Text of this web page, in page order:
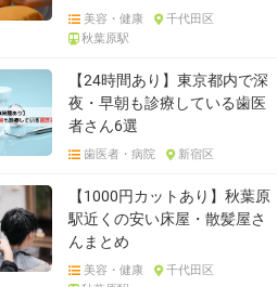
美容・健康
千代田区
秋葉原駅
【24時間あり】東京都内で深
夜・早朝も診療している歯医
者さん6選
歯医者・病院 新宿区
【1000円カットあり】秋葉原
駅近くの安い床屋・散髪屋さ
んまとめ
美容・健康
千代田区